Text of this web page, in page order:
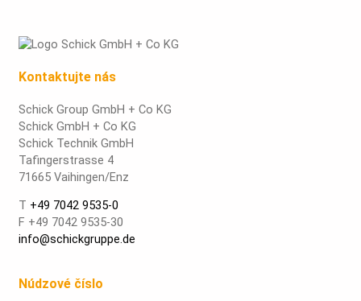
Kontaktujte nás
Schick Group GmbH + Co KG
Schick GmbH + Co KG
Schick Technik GmbH
Tafingerstrasse 4
71665 Vaihingen/Enz
T +49 7042 9535-0
F +49 7042 9535-30
info@schickgruppe.de
Núdzové číslo